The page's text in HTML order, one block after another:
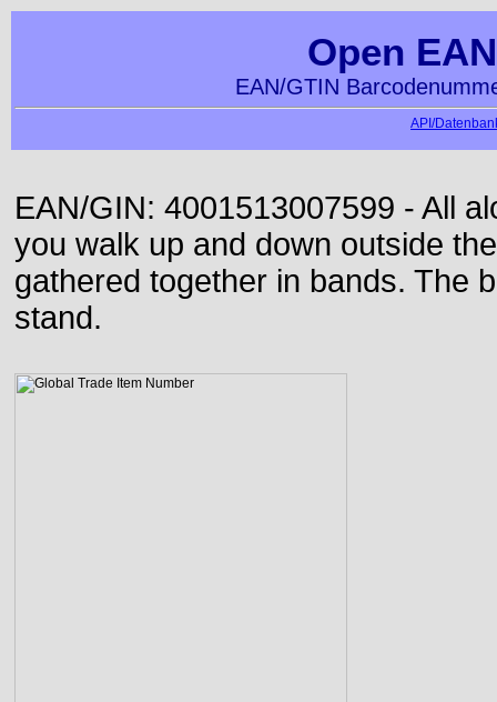
Open
EAN/GTIN
API/
EAN/GIN: 4001513007599 - All
you walk up and down outside
gathered together in bands. The
stand.